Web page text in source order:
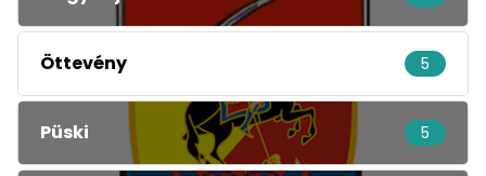
Öttevény 5
Püski 5